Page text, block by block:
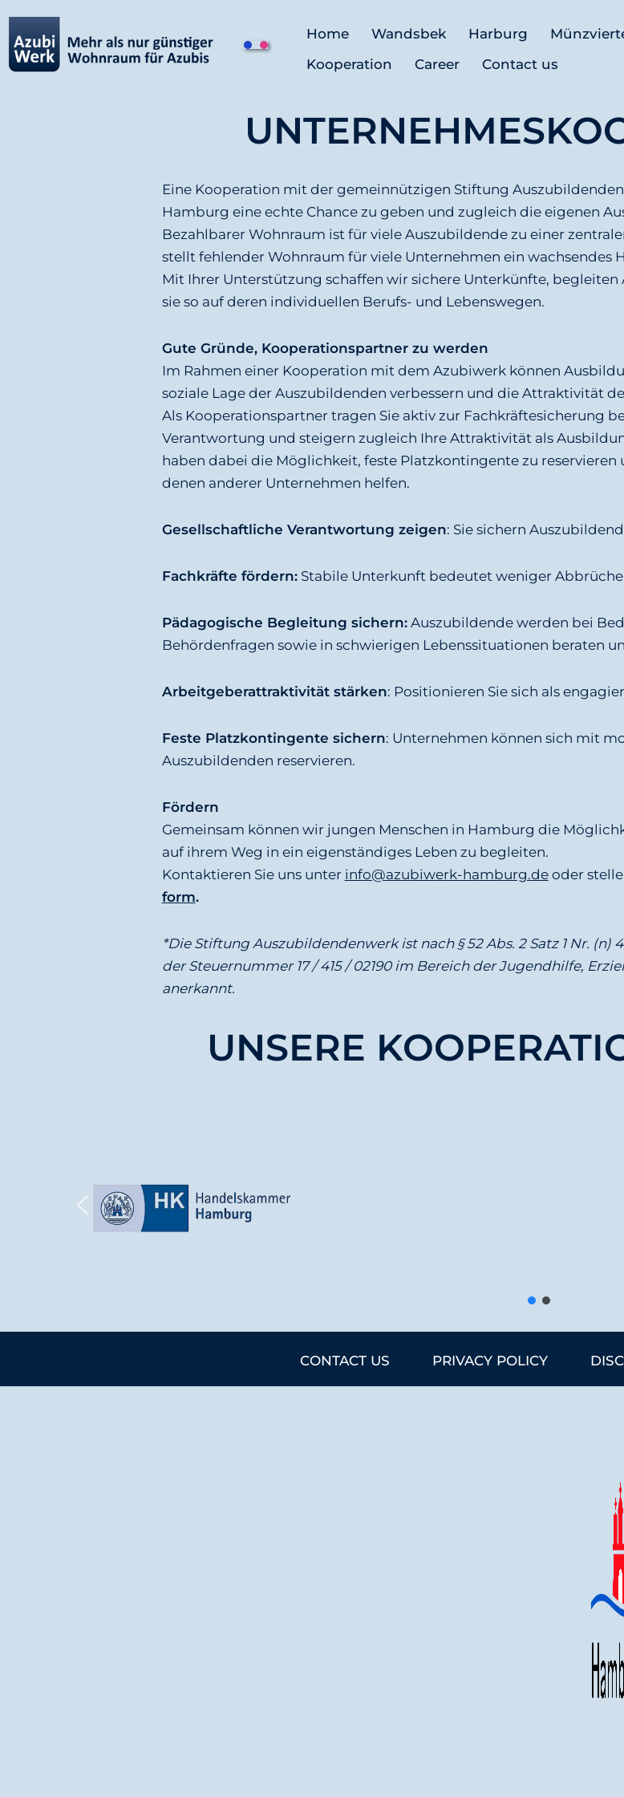
Z
u
Home Wandsbek Harburg
Kooperation
Career Contact us
Eine Kooperation mit der gemeinnützigen Stiftung
Hamburg eine echte Chance zu geben und zugleich die eigenen
Bezahlbarer Wohnraum ist für viele Auszubildende zu einer
stellt fehlender Wohnraum für viele Unternehmen ein wachsendes
Mit Ihrer Unterstützung schaffen wir sichere Unterkünfte,
sie so auf deren individuellen Berufs- und Lebenswegen.
Gute Gründe, Kooperationspartner zu werden
Im Rahmen einer Kooperation mit dem Azubiwerk können
soziale Lage der Auszubildenden verbessern und die Attraktivität
Als Kooperationspartner tragen Sie aktiv zur Fachkräftesicherung
Verantwortung und steigern zugleich Ihre Attraktivität als
haben dabei die Möglichkeit, feste Platzkontingente zu reservieren
denen anderer Unternehmen helfen.
Gesellschaftliche Verantwortung zeigen: Sie sichern
Fachkräfte fördern:Stabile Unterkunft bedeutet weniger
Pädagogische Begleitung sichern:Auszubildende werden bei
Behördenfragen sowie in schwierigen Lebenssituationen beraten
Arbeitgeberattraktivität stärken: Positionieren Sie sich als
Feste Platzkontingente sichern: Unternehmen können sich mit
Auszubildenden reservieren.
Fördern
Gemeinsam können wir jungen Menschen in Hamburg die
auf ihrem Weg in ein eigenständiges Leben zu begleiten.
Kontaktieren Sie uns unter info@azubiwerk-hamburg.deoder
form.
*Die Stiftung Auszubildendenwerk ist nach § 52 Abs. 2 Satz 1 Nr.
der Steuernummer 17 / 415 / 02190 im Bereich der Jugendhilfe,
anerkannt.
UNSERE
CONTACT US PRIVACY POLICY